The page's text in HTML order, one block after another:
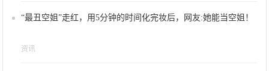
“最丑空姐”走红，用5分钟的时间化完妆后，网友:她能当空姐！
资讯